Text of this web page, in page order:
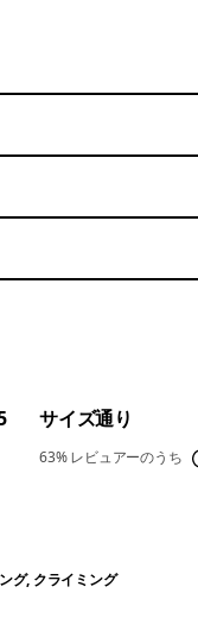
サイズ通り
63%レビュアーのうち
グ, クライミング